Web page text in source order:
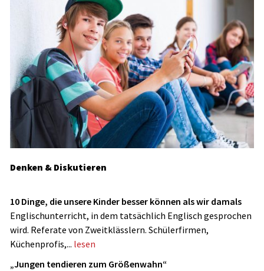
Denken & Diskutieren
10 Dinge, die unsere Kinder besser können als wir damals
Englischunterricht, in dem tatsächlich Englisch gesprochen
wird. Referate von Zweitklässlern. Schülerfirmen,
Küchenprofis,... lesen
„Jungen tendieren zum Größenwahn“